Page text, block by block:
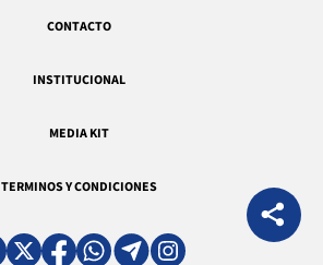
CONTACTO
INSTITUCIONAL
MEDIA KIT
TERMINOS Y CONDICIONES